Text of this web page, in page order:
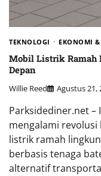
TEKNOLOGI EKONOMI
Mobil Listrik Ramah
Depan
Willie Reed Agustus 21,
Parksidediner.net
mengalami
listrik ramah
berbasis tenaga
alternatif